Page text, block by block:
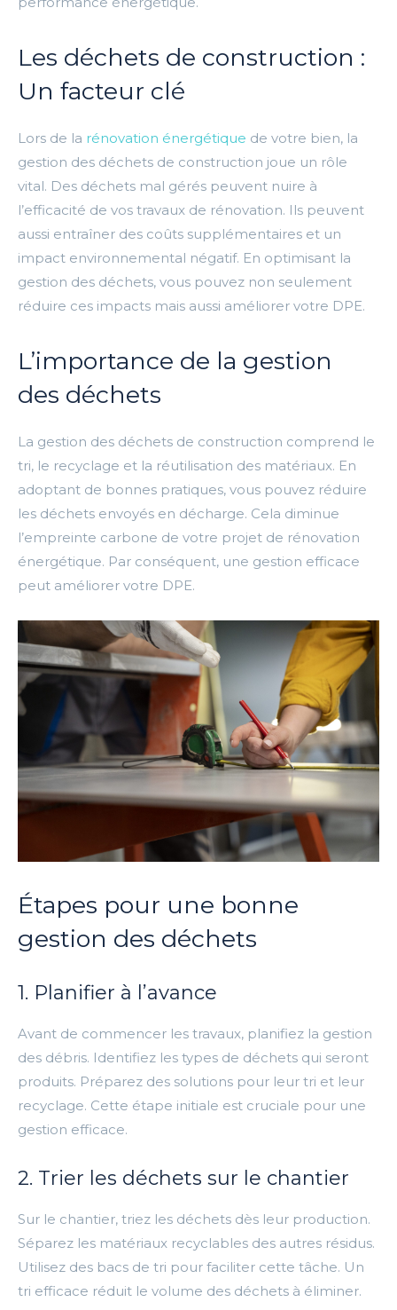
Les déchets de construction :
Un facteur clé
Lors de la rénovation énergétique de votre bien, la
gestion des déchets de construction joue un rôle
vital. Des déchets mal gérés peuvent nuire à
l’efficacité de vos travaux de rénovation. Ils peuvent
aussi entraîner des coûts supplémentaires et un
impact environnemental négatif. En optimisant la
gestion des déchets, vous pouvez non seulement
réduire ces impacts mais aussi améliorer votre DPE.
L’importance de la gestion
des déchets
La gestion des déchets de construction comprend le
tri, le recyclage et la réutilisation des matériaux. En
adoptant de bonnes pratiques, vous pouvez réduire
les déchets envoyés en décharge. Cela diminue
l’empreinte carbone de votre projet de rénovation
énergétique. Par conséquent, une gestion efficace
peut améliorer votre DPE.
Étapes pour une bonne
gestion des déchets
1. Planifier à l’avance
Avant de commencer les travaux, planifiez la gestion
des débris. Identifiez les types de déchets qui seront
produits. Préparez des solutions pour leur tri et leur
recyclage. Cette étape initiale est cruciale pour une
gestion efficace.
2. Trier les déchets sur le chantier
Sur le chantier, triez les déchets dès leur production.
Séparez les matériaux recyclables des autres résidus.
Utilisez des bacs de tri pour faciliter cette tâche. Un
tri efficace réduit le volume des déchets à éliminer.